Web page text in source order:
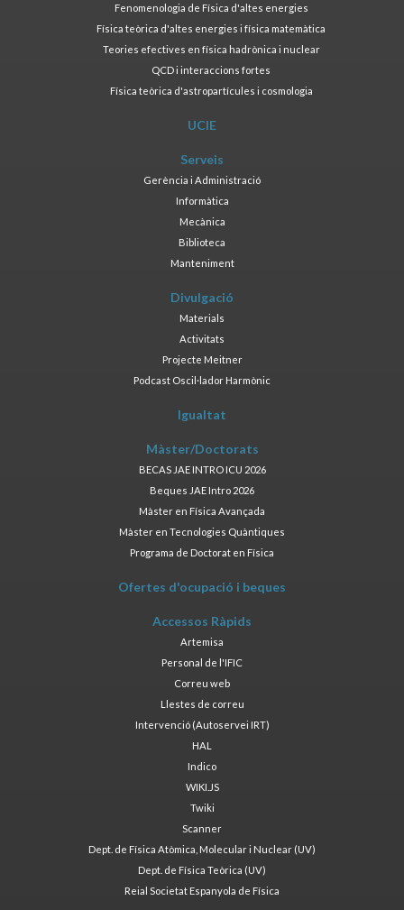
Fenomenologia de Física d'altes energies
Física teòrica d'altes energies i física matemàtica
Teories efectives en física hadrònica i nuclear
QCD i interaccions fortes
Física teòrica d'astropartícules i cosmologia
UCIE
Serveis
Gerència i Administració
Informàtica
Mecànica
Biblioteca
Manteniment
Divulgació
Materials
Activitats
Projecte Meitner
Podcast Oscil·lador Harmònic
Igualtat
Màster/Doctorats
BECAS JAE INTRO ICU 2026
Beques JAE Intro 2026
Màster en Física Avançada
Màster en Tecnologies Quàntiques
Programa de Doctorat en Física
Ofertes d'ocupació i beques
Accessos Ràpids
Artemisa
Personal de l'IFIC
Correu web
Llestes de correu
Intervenció (Autoservei IRT)
HAL
Indico
WIKI.JS
Twiki
Scanner
Dept. de Física Atòmica, Molecular i Nuclear (UV)
Dept. de Física Teòrica (UV)
Reial Societat Espanyola de Física